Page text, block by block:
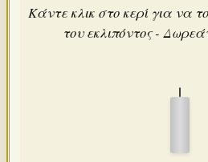
Κάντε κλικ στο κερί για να
του εκλιπόντος -